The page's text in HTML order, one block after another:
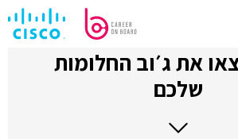
את ג׳וב החלומות
שלכם